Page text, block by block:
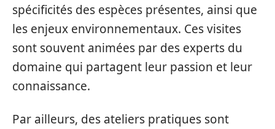
spécificités des espèces présentes, ainsi que
les enjeux environnementaux. Ces visites
sont souvent animées par des experts du
domaine qui partagent leur passion et leur
connaissance.
Par ailleurs, des ateliers pratiques sont